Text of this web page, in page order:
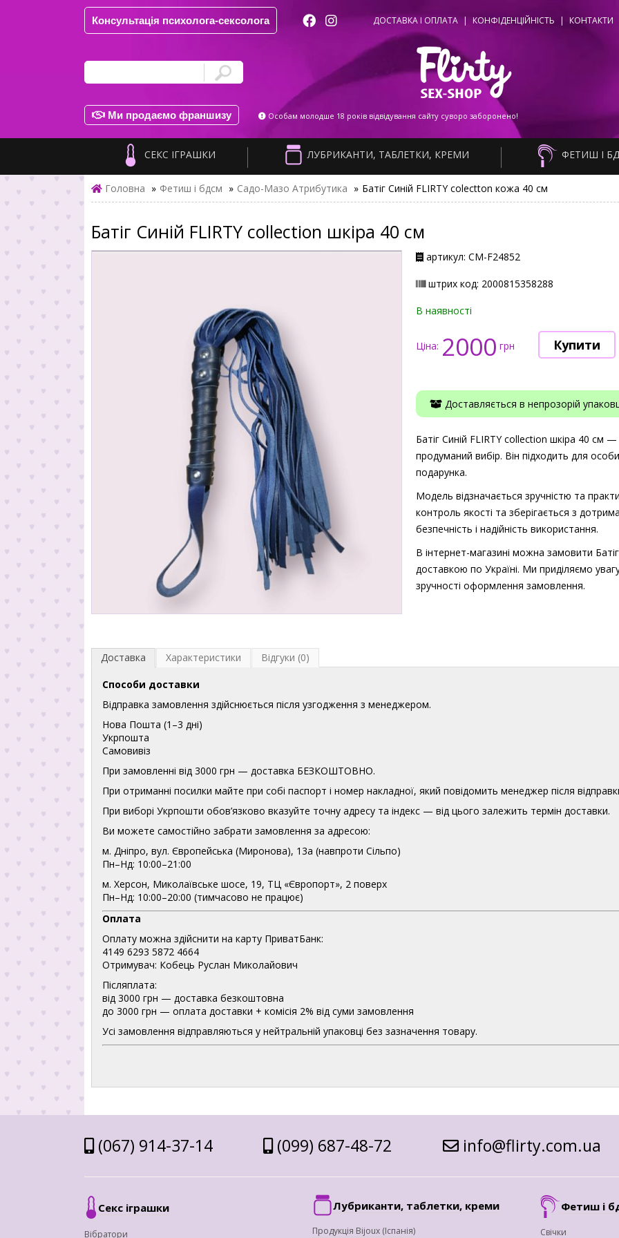
Консультація психолога-сексолога ДОСТАВКА І ОПЛАТА | КОНФІДЕНЦІЙНІСТЬ | КОНТАКТИ
Ми продаємо франшизу Особам молодше 18 років відвідування сайту суворо заборонено!
СЕКС ІГРАШКИ ЛУБРИКАНТИ, ТАБЛЕТКИ, КРЕМИ ФЕТИШ І
Головна » Фетиш і бдсм » Садо-Мазо Атрибутика » Батіг Синій FLIRTY colectton кожа 40 см
Батіг Синій FLIRTY collection шкіра 40 см
артикул: СМ-F24852
штрих код: 2000815358288
В наявності
Ціна: 2000 грн
Доставляється в непрозорій
Батіг Синій FLIRTY collection шкіра 40 см
продуманий вибір. Він підходить для
подарунка.
Модель відзначається зручністю та
контроль якості та зберігається з
безпечність і надійність використання.
В інтернет-магазині можна замовити
доставкою по Україні. Ми приділяємо
зручності оформлення замовлення.
Доставка Характеристики Відгуки (0)
Способи доставки
Відправка замовлення здійснюється після узгодження з менеджером.
Нова Пошта (1–3 дні)
Укрпошта
Самовивіз
При замовленні від 3000 грн — доставка БЕЗКОШТОВНО.
При отриманні посилки майте при собі паспорт і номер накладної, який повідомить менеджер після
При виборі Укрпошти обов’язково вказуйте точну адресу та індекс — від цього залежить термін доставки.
Ви можете самостійно забрати замовлення за адресою:
м. Дніпро, вул. Європейська (Миронова), 13а (навпроти Сільпо)
Пн–Нд: 10:00–21:00
м. Херсон, Миколаївське шосе, 19, ТЦ «Європорт», 2 поверх
Пн–Нд: 10:00–20:00 (тимчасово не працює)
Оплата
Оплату можна здійснити на карту ПриватБанк:
4149 6293 5872 4664
Отримувач: Кобець Руслан Миколайович
Післяплата:
від 3000 грн — доставка безкоштовна
до 3000 грн — оплата доставки + комісія 2% від суми замовлення
Усі замовлення відправляються у нейтральній упаковці без зазначення товару.
(067) 914-37-14 (099) 687-48-72 info@flirty.com.ua
Секс іграшки
Вібратори
Лубриканти, таблетки, креми
Продукція Bijoux (Іспанія)
Фетиш і
Свічки